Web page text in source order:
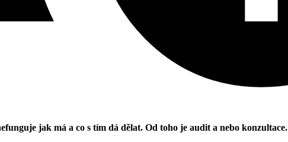
jak má a co s tím dá dělat. Od toho je audit a nebo konzultace.